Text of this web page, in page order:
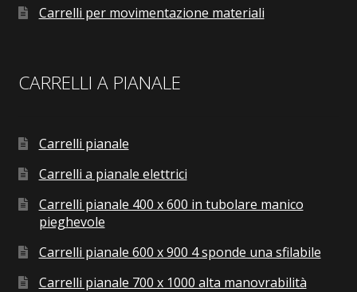
Carrelli per movimentazione materiali
CARRELLI A PIANALE
Carrelli pianale
Carrelli a pianale elettrici
Carrelli pianale 400 x 600 in tubolare manico
pieghevole
Carrelli pianale 600 x 900 4 sponde una sfilabile
Carrelli pianale 700 x 1000 alta manovrabilità